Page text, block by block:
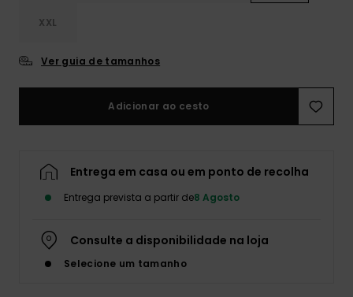
XXL
Ver guia de tamanhos
Adicionar ao cesto
Entrega em casa ou em ponto de recolha
Entrega prevista a partir de8 Agosto
Consulte a disponibilidade na loja
Selecione um tamanho